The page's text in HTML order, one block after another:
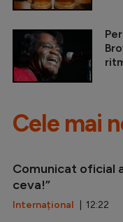
Cele mai
Comunicat oficial
ceva!”
Internațional | 12:22